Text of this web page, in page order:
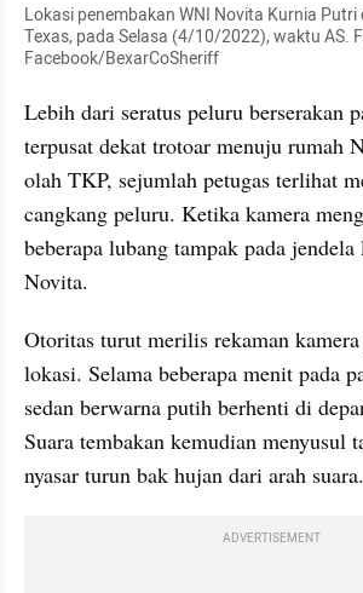
Lokasi penembakan WNI Novita Kurnia
Texas, pada Selasa (4/10/2022), waktu AS.
Facebook/BexarCoSheriff
Lebih dari seratus peluru berserakan
terpusat dekat trotoar menuju rumah
olah TKP, sejumlah petugas terlihat
cangkang peluru. Ketika kamera
beberapa lubang tampak pada
Novita.
Otoritas turut merilis rekaman
lokasi. Selama beberapa menit pada
sedan berwarna putih berhenti di
Suara tembakan kemudian menyusul
nyasar turun bak hujan dari arah suara.
ADVERTISEMENT